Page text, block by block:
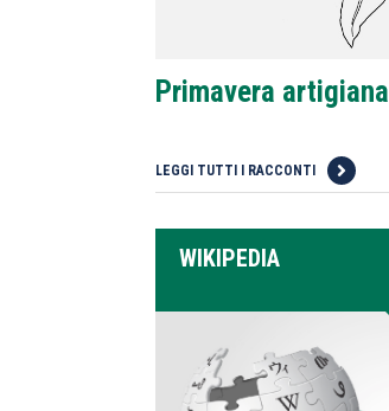
Primavera artigiana
LEGGI TUTTI I RACCONTI
WIKIPEDIA